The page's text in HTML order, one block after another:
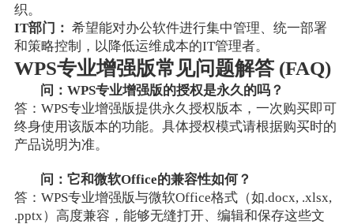
织。
IT部门： 希望能对办公软件进行集中管理、统一部署
和策略控制，以降低运维成本的IT管理者。
WPS专业增强版常见问题解答 (FAQ)
问：WPS专业增强版的授权是永久的吗？
答：WPS专业增强版提供永久授权版本，一次购买即可
终身使用该版本的功能。具体授权模式请根据购买时的
产品说明为准。
问：它和微软Office的兼容性如何？
答：WPS专业增强版与微软Office格式（如.docx, .xlsx,
.pptx）高度兼容，能够无缝打开、编辑和保存这些文